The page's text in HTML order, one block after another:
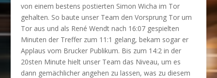
von einem bestens postierten Simon Wicha im Tor
gehalten. So baute unser Team den Vorsprung Tor um
Tor aus und als René Wendt nach 16:07 gespielten
Minuten der Treffer zum 11:1 gelang, bekam sogar er
Applaus vom Brucker Publikum. Bis zum 14:2 in der
20sten Minute hielt unser Team das Niveau, um es
dann gemächlicher angehen zu lassen, was zu diesem